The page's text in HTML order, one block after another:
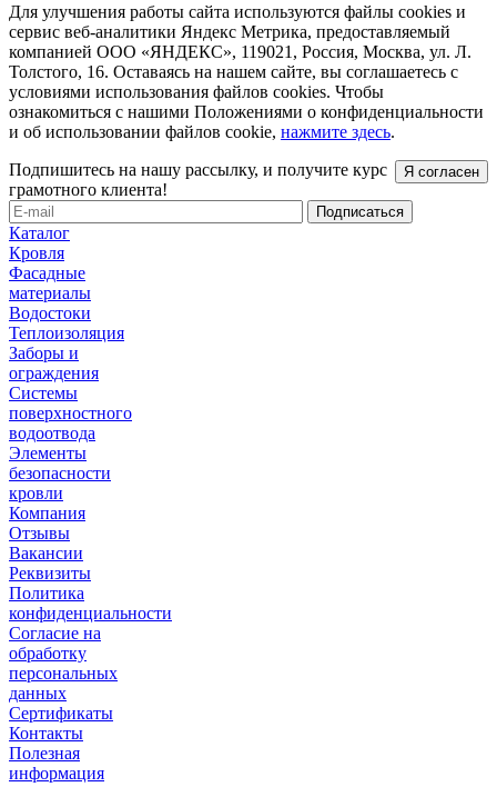
Для улучшения работы сайта используются файлы cookies и
сервис веб-аналитики Яндекс Метрика, предоставляемый
компанией ООО «ЯНДЕКС», 119021, Россия, Москва, ул. Л.
Толстого, 16. Оставаясь на нашем сайте, вы соглашаетесь с
условиями использования файлов cookies. Чтобы
ознакомиться с нашими Положениями о конфиденциальности
и об использовании файлов cookie, нажмите здесь.
Я согласен
Подпишитесь на нашу рассылку, и получите курс
грамотного клиента!
Каталог
Кровля
Фасадные
материалы
Водостоки
Теплоизоляция
Заборы и
ограждения
Системы
поверхностного
водоотвода
Элементы
безопасности
кровли
Компания
Отзывы
Вакансии
Реквизиты
Политика
конфиденциальности
Согласие на
обработку
персональных
данных
Сертификаты
Контакты
Полезная
информация